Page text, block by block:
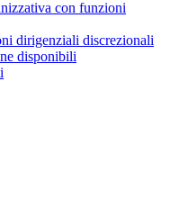
con funzioni
dirigenziali discrezionali
disponibili